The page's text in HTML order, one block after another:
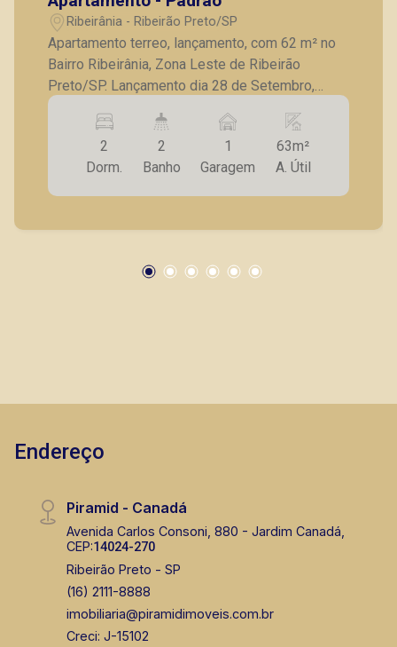
Ribeirânia - Ribeirão Preto/SP
Apartamento terreo, lançamento, com 62 m² no
Bairro Ribeirânia, Zona Leste de Ribeirão
Preto/SP. Lançamento dia 28 de Setembro,
valores a partir de R$ 410 mil. - 2 dormitórios,
sendo 1 suíte - sala dois ambientes - varanda
Gourmet - cozinha - lavanderia - 1 vaga de
garagem - Previsão de entrega é Novembro de
2027, ótima oportunidade de investimento ou
disponíveis Seja para vender, alugar ou adquirir
Imóveis, a sua imobiliária em Ribeirão Preto.
2
Dorm.
2
Banho
1
Garagem
63m²
A. Útil
Endereço
Piramid - Canadá
Avenida Carlos Consoni, 880 - Jardim Canadá,
CEP:14024-270
Ribeirão Preto - SP
(16) 2111-8888
imobiliaria@piramidimoveis.com.br
Creci: J-15102